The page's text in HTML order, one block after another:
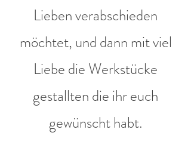
Lieben verabschieden
möchtet, und dann mit viel
Liebe die Werkstücke
gestallten die ihr euch
gewünscht habt.